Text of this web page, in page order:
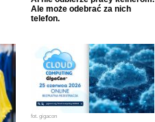
Ale może odebrać za nich
telefon.
fot. gigacon